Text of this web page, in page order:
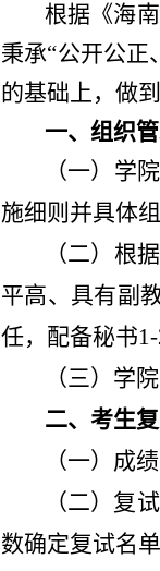
根据《海
秉承“公开公
的基础上，做
一、组织
（一）学
施细则并具体组
（二）根
平高、具有副
任，配备秘书
（三）学
二、考生
（一）成
（二）复
数确定复试名单